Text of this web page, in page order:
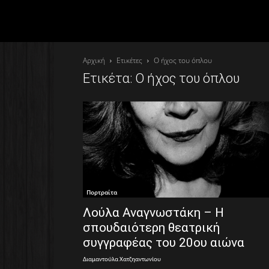
Αρχική Ετικέτες Ο ήχος του όπλου
Ετικέτα: Ο ήχος του όπλου
Πορτραίτα
Λούλα Αναγνωστάκη – Η
σπουδαιότερη θεατρική
συγγραφέας του 20ου αιώνα
Διαμαντούλα Χατζηαντωνίου